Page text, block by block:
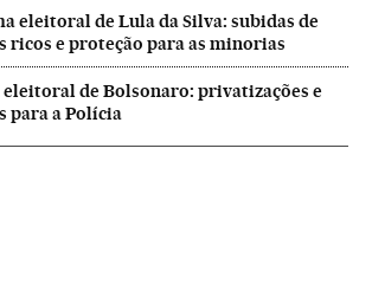
eleitoral de Lula da Silva: subidas de
ricos e proteção para as minorias
de Bolsonaro: privatizações e
para a Polícia